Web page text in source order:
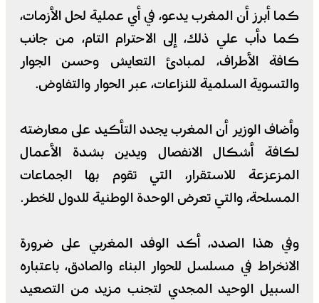
كما أبرز أن المغرب يدعو، في أي عملية لحل الأزمات،
كما دأب علي ذلك، إلى الاحترام التام، من جانب
كافة الأطراف، لمبادئ التعايش وحسن الجوار
والتسوية السلمية للنزاعات، عبر الحوار والتفاوض.
وأضاف الوزير أن المغرب يجدد التأكيد على معارضته
لكافة أشكال الانفصال ويدين بشدة الأعمال
المزعزعة للاستقرار، التي تقوم بها الجماعات
المسلحة، والتي تعرض الوحدة الوطنية للدول للخطر.
وفي هذا الصدد، أكد الوفد المغربي على ضرورة
الانخراط في مسلسل للحوار البناء والصادق، باعتباره
السبيل الوحيد المجدي لتجنب مزيد من التصعيد